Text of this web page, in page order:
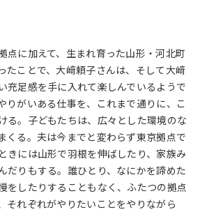
点に加えて、生まれ育った山形・河北町
たことで、大﨑頼子さんは、そして大﨑
充足感を手に入れて楽しんでいるようで
りがいある仕事を、これまで通りに、こ
る。子どもたちは、広々とした環境のな
くる。夫は今までと変わらず東京拠点で
きには山形で羽根を伸ばしたり、家族み
だりもする。誰ひとり、なにかを諦めた
をしたりすることもなく、ふたつの拠点
それぞれがやりたいことをやりながら